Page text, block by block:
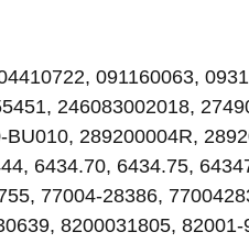
091160063,
246083002018,
289200004R,
6434.70, 6434.75,
77004-28386,
8200031805,